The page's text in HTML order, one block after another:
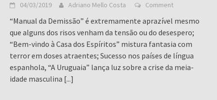
04/03/2019 Adriano Mello Costa Comment
“Manual da Demissão” é extremamente aprazível mesmo
que alguns dos risos venham da tensão ou do desespero;
“Bem-vindo à Casa dos Espíritos” mistura fantasia com
terror em doses atraentes; Sucesso nos países de língua
espanhola, “A Uruguaia” lança luz sobre a crise da meia-
idade masculina [...]